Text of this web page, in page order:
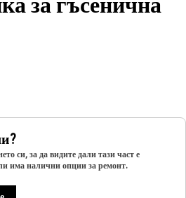
си, за да видите дали тази част е
има налични опции за ремонт.